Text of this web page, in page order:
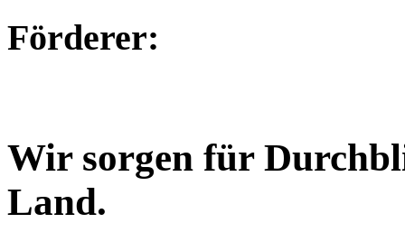
Förderer:
Wir sorgen für
Land.